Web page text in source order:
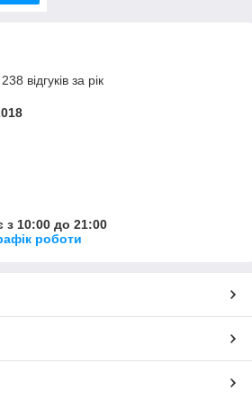
відгуків за рік
з 10:00 до 21:00
роботи